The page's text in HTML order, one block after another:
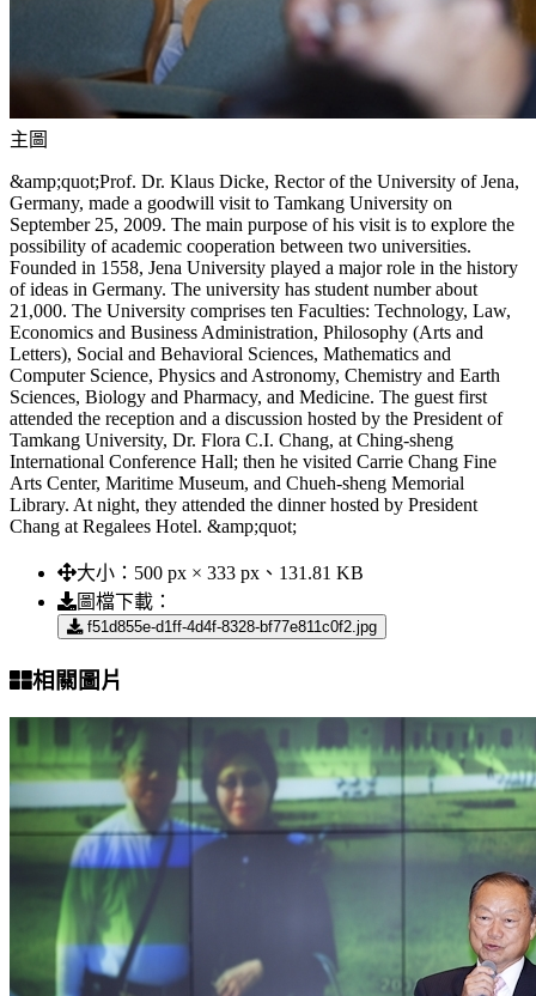
主圖
&amp;quot;Prof. Dr. Klaus Dicke, Rector of the University of Jena,
Germany, made a goodwill visit to Tamkang University on
September 25, 2009. The main purpose of his visit is to explore the
possibility of academic cooperation between two universities.
Founded in 1558, Jena University played a major role in the history
of ideas in Germany. The university has student number about
21,000. The University comprises ten Faculties: Technology, Law,
Economics and Business Administration, Philosophy (Arts and
Letters), Social and Behavioral Sciences, Mathematics and
Computer Science, Physics and Astronomy, Chemistry and Earth
Sciences, Biology and Pharmacy, and Medicine. The guest first
attended the reception and a discussion hosted by the President of
Tamkang University, Dr. Flora C.I. Chang, at Ching-sheng
International Conference Hall; then he visited Carrie Chang Fine
Arts Center, Maritime Museum, and Chueh-sheng Memorial
Library. At night, they attended the dinner hosted by President
Chang at Regalees Hotel. &amp;quot;
大小： 500 px × 333 px、131.81 KB
圖檔下載：
f51d855e-d1ff-4d4f-8328-bf77e811c0f2.jpg
相關圖片